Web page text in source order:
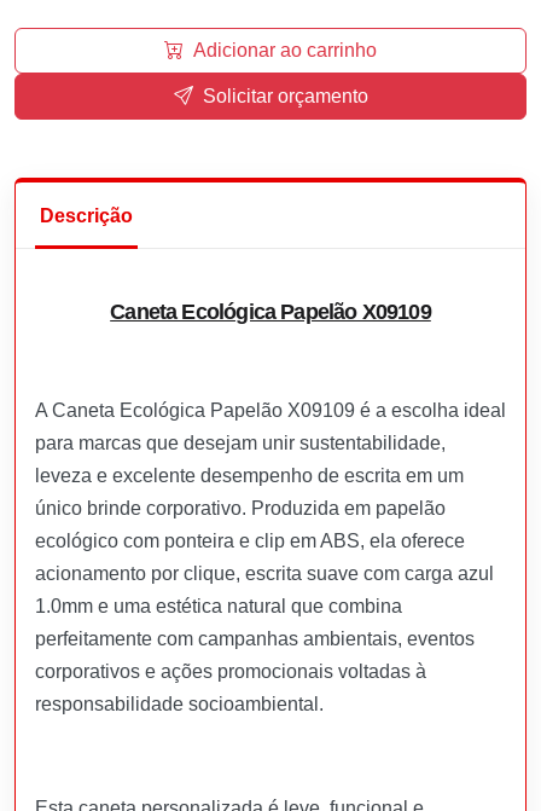
Adicionar ao carrinho
Solicitar orçamento
Descrição
Caneta Ecológica Papelão X09109
A Caneta Ecológica Papelão X09109 é a escolha ideal
para marcas que desejam unir sustentabilidade,
leveza e excelente desempenho de escrita em um
único brinde corporativo. Produzida em papelão
ecológico com ponteira e clip em ABS, ela oferece
acionamento por clique, escrita suave com carga azul
1.0mm e uma estética natural que combina
perfeitamente com campanhas ambientais, eventos
corporativos e ações promocionais voltadas à
responsabilidade socioambiental.